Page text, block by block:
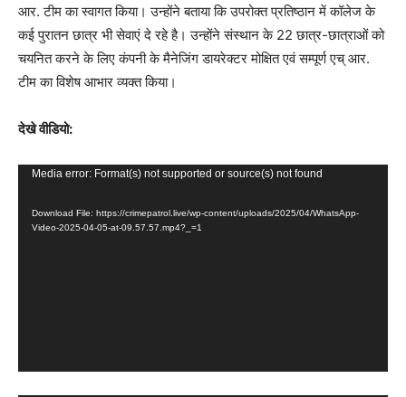
आर. टीम का स्वागत किया। उन्होंने बताया कि उपरोक्त प्रतिष्ठान में कॉलेज के
कई पुरातन छात्र भी सेवाएं दे रहे है। उन्होंने संस्थान के 22 छात्र-छात्राओं को
चयनित करने के लिए कंपनी के मैनेजिंग डायरेक्टर मोक्षित एवं सम्पूर्ण एच् आर.
टीम का विशेष आभार व्यक्त किया।
देखे वीडियो:
Media error: Format(s) not supported or source(s) not found
Download File: https://crimepatrol.live/wp-content/uploads/2025/04/WhatsApp-
Video-2025-04-05-at-09.57.57.mp4?_=1